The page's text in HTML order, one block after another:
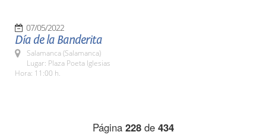
07/05/2022
Día de la Banderita
Salamanca (Salamanca)
Lugar: Plaza Poeta Iglesias
Hora: 11:00 h.
Página 228de 434